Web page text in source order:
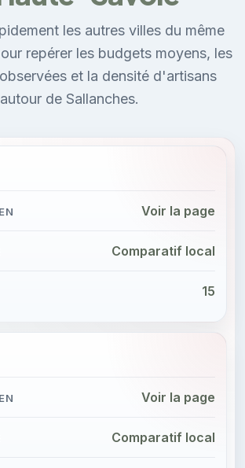
les autres villes du même
repérer les budgets moyens, les
et la densité d'artisans
autour de Sallanches.
Voir la page
Comparatif local
15
Voir la page
Comparatif local